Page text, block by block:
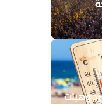
وهبات